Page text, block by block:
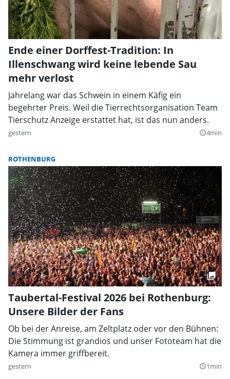
Ende einer Dorffest-Tradition: In
Illenschwang wird keine lebende Sau
mehr verlost
Jahrelang war das Schwein in einem Käfig ein
begehrter Preis. Weil die Tierrechtsorganisation Team
Tierschutz Anzeige erstattet hat, ist das nun anders.
gestern query_builder4min
ROTHENBURG
Taubertal-Festival 2026 bei Rothenburg:
Unsere Bilder der Fans
Ob bei der Anreise, am Zeltplatz oder vor den Bühnen:
Die Stimmung ist grandios und unser Fototeam hat die
Kamera immer griffbereit.
gestern query_builder1min